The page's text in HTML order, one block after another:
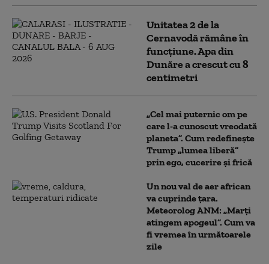
Unitatea 2 de la
Cernavodă rămâne în
funcțiune. Apa din
Dunăre a crescut cu 8
centimetri
„Cel mai puternic om pe
care l-a cunoscut vreodată
planeta”. Cum redefinește
Trump „lumea liberă”
prin ego, cucerire și frică
Un nou val de aer african
va cuprinde țara.
Meteorolog ANM: „Marți
atingem apogeul”. Cum va
fi vremea în următoarele
zile